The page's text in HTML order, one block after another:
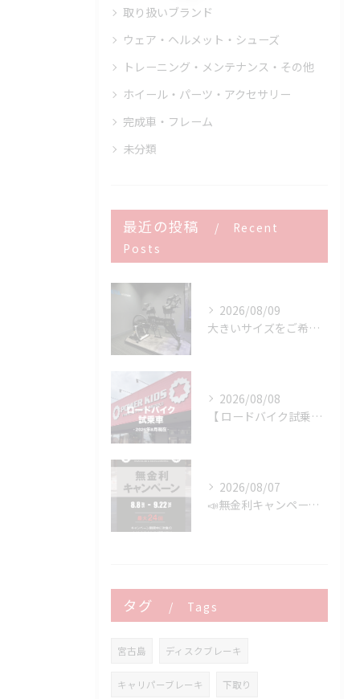
取り扱いブランド
ウェア・ヘルメット・シューズ
トレーニング・メンテナンス・その他
ホイール・パーツ・アクセサリー
完成車・フレーム
未分類
最近の投稿
Recent
Posts
2026/08/09
大きいサイズをご希望のお客様へ
2026/08/08
【 ロードバイク試乗車 】※2026年8月現在
2026/08/07
📣無金利キャンペーン開催決定‼️
タグ Tags
宮古島 ディスクブレーキ
キャリパーブレーキ 下取り